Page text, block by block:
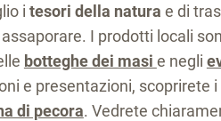
i tesori della natura e di
I prodotti locali
botteghe dei masi e negli
e presentazioni, scoprirete
di pecora. Vedrete